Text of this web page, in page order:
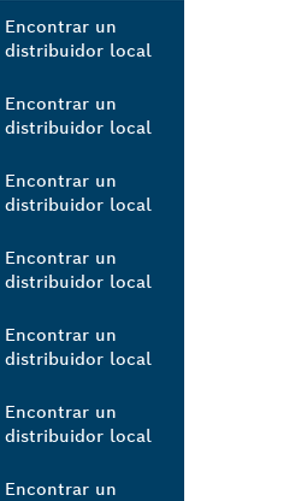
Encontrar un
distribuidor local
Encontrar un
distribuidor local
Encontrar un
distribuidor local
Encontrar un
distribuidor local
Encontrar un
distribuidor local
Encontrar un
distribuidor local
Encontrar un